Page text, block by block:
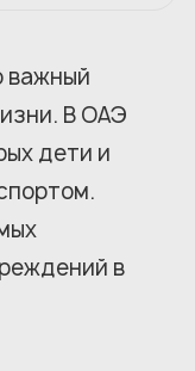
важный
В ОАЭ
дети и
в